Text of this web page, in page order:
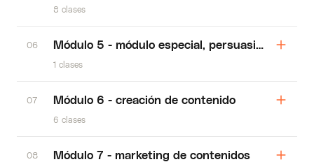
8 clases
06 Módulo 5 - módulo especial, persuasión por
1 clases
07 Módulo 6 - creación de contenido
6 clases
08 Módulo 7 - marketing de contenidos